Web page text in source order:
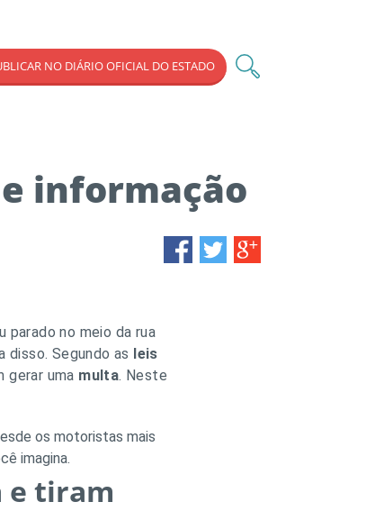
NO DIÁRIO OFICIAL DO ESTADO
informação
parado no meio da rua
Segundo as leis
gerar uma multa. Neste
os motoristas mais
imagina.
e tiram